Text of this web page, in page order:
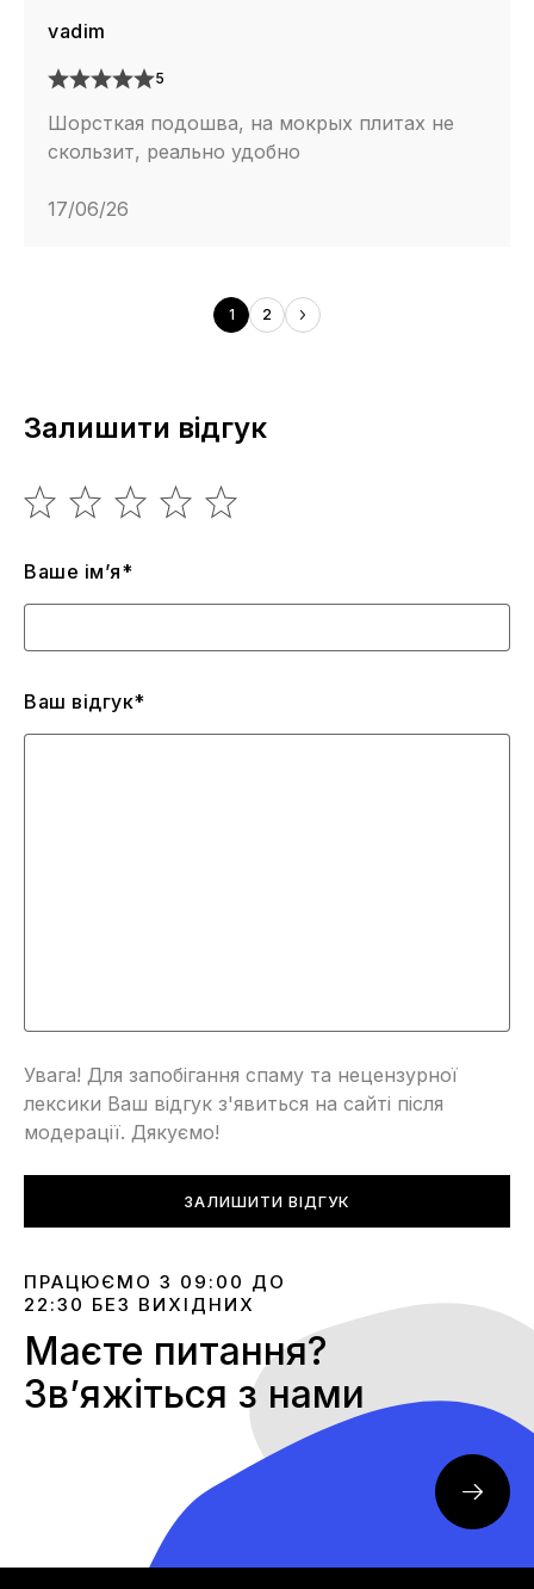
vadim
5
Шорсткая подошва, на мокрых плитах не
скользит, реально удобно
17/06/26
1 2
Залишити відгук
Ваше ім’я*
Ваш відгук*
Увага! Для запобігання спаму та нецензурної
лексики Ваш відгук з'явиться на сайті після
модерації. Дякуємо!
ЗАЛИШИТИ ВІДГУК
ПРАЦЮЄМО З 09:00 ДО
22:30 БЕЗ ВИХІДНИХ
Маєте питання?
Звʼяжіться з нами